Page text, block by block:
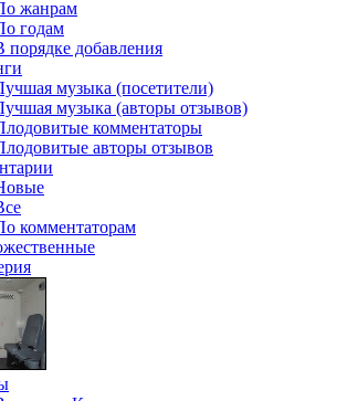
жанрам
годам
порядке добавления
музыка (посетители)
музыка (авторы отзывов)
комментаторы
авторы отзывов
комментаторам